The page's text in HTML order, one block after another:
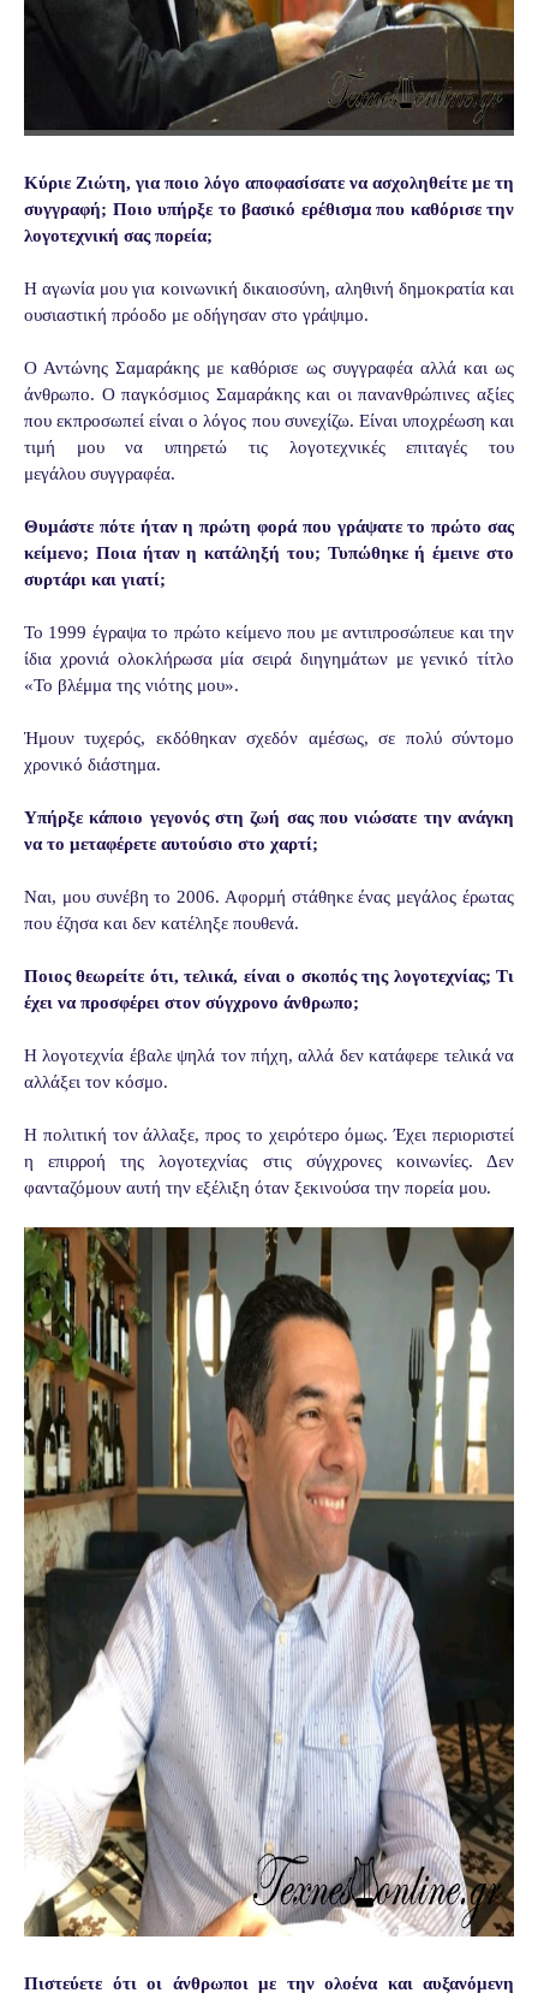
Κύριε Ζιώτη, για ποιο λόγο αποφασίσατε να ασχοληθείτε με τη
συγγραφή; Ποιο υπήρξε το βασικό ερέθισμα που καθόρισε την
λογοτεχνική σας πορεία;
Η αγωνία μου για κοινωνική δικαιοσύνη, αληθινή δημοκρατία και
ουσιαστική πρόοδο με οδήγησαν στο γράψιμο.
Ο Αντώνης Σαμαράκης με καθόρισε ως συγγραφέα αλλά και ως
άνθρωπο. Ο παγκόσμιος Σαμαράκης και οι πανανθρώπινες αξίες
που εκπροσωπεί είναι ο λόγος που συνεχίζω. Είναι υποχρέωση και
τιμή μου να υπηρετώ τις λογοτεχνικές επιταγές του
μεγάλου συγγραφέα.
Θυμάστε πότε ήταν η πρώτη φορά που γράψατε το πρώτο σας
κείμενο; Ποια ήταν η κατάληξή του; Τυπώθηκε ή έμεινε στο
συρτάρι και γιατί;
Το 1999 έγραψα το πρώτο κείμενο που με αντιπροσώπευε και την
ίδια χρονιά ολοκλήρωσα μία σειρά διηγημάτων με γενικό τίτλο
«Το βλέμμα της νιότης μου».
Ήμουν τυχερός, εκδόθηκαν σχεδόν αμέσως, σε πολύ σύντομο
χρονικό διάστημα.
Υπήρξε κάποιο γεγονός στη ζωή σας που νιώσατε την ανάγκη
να το μεταφέρετε αυτούσιο στο χαρτί;
Ναι, μου συνέβη το 2006. Αφορμή στάθηκε ένας μεγάλος έρωτας
που έζησα και δεν κατέληξε πουθενά.
Ποιος θεωρείτε ότι, τελικά, είναι ο σκοπός της λογοτεχνίας; Τι
έχει να προσφέρει στον σύγχρονο άνθρωπο;
Η λογοτεχνία έβαλε ψηλά τον πήχη, αλλά δεν κατάφερε τελικά να
αλλάξει τον κόσμο.
Η πολιτική τον άλλαξε, προς το χειρότερο όμως. Έχει περιοριστεί
η επιρροή τηςλογοτεχνίας στις σύγχρονες κοινωνίες. Δεν
φανταζόμουν αυτή την εξέλιξη όταν ξεκινούσα την πορεία μου.
Πιστεύετε ότι οι άνθρωποι με την ολοένα και αυξανόμενη